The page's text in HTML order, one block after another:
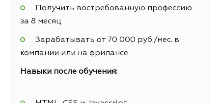
Получить востребованную профессию
за 8 месяц
Зарабатывать от 70 000 руб./мес. в
компании или на фрилансе
Навыки после обучения: